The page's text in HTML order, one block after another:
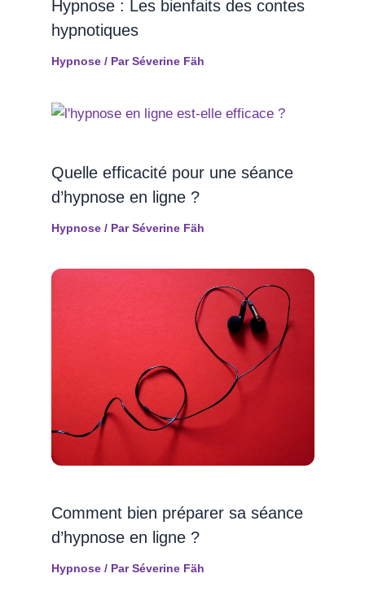
Hypnose : Les bienfaits des contes
hypnotiques
Hypnose/ ParSéverine Fäh
Quelle efficacité pour une séance
d’hypnose en ligne ?
Hypnose/ ParSéverine Fäh
Comment bien préparer sa séance
d’hypnose en ligne ?
Hypnose/ ParSéverine Fäh